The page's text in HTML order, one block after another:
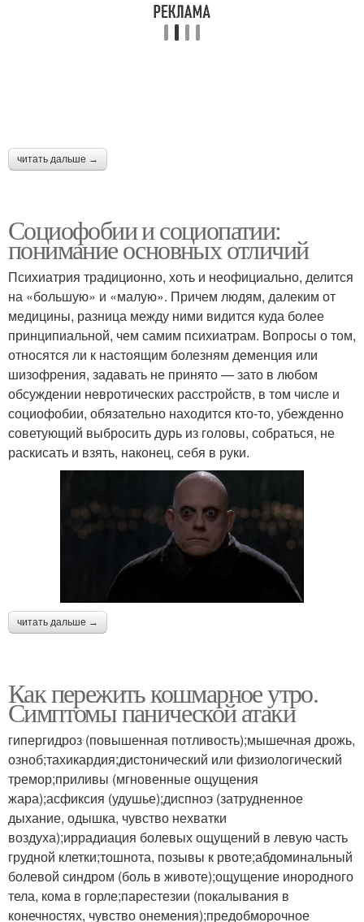
читать дальше →
Социофобии и социопатии:
понимание основных отличий
Психиатрия традиционно, хоть и неофициально, делится
на «большую» и «малую». Причем людям, далеким от
медицины, разница между ними видится куда более
принципиальной, чем самим психиатрам. Вопросы о том,
относятся ли к настоящим болезням деменция или
шизофрения, задавать не принято — зато в любом
обсуждении невротических расстройств, в том числе и
социофобии, обязательно находится кто-то, убежденно
советующий выбросить дурь из головы, собраться, не
раскисать и взять, наконец, себя в руки.
читать дальше →
Как пережить кошмарное утро.
Симптомы панической атаки
гипергидроз (повышенная потливость);мышечная дрожь,
озноб;тахикардия;дистонический или физиологический
тремор;приливы (мгновенные ощущения
жара);асфиксия (удушье);диспноэ (затрудненное
дыхание, одышка, чувство нехватки
воздуха);иррадиация болевых ощущений в левую часть
грудной клетки;тошнота, позывы к рвоте;абдоминальный
болевой синдром (боль в животе);ощущение инородного
тела, кома в горле;парестезии (покалывания в
конечностях, чувство онемения);предобморочное